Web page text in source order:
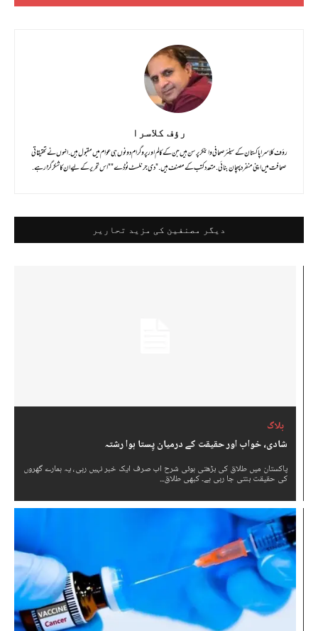
رؤف کلاسرا
رؤف کلاسرا پاکستان کے سینئر صحافی و اینکر پرسن ہیں جن کے کالم اور پروگرام دونوں ہی عوام میں مقبول ہیں . انہوں نے تحقیقاتی
صحافت میں اپنی منفرد پہچان بنائی . متعدد کتب کے مصنف ہیں . "دی جرنلسٹ ٹوڈے"" اس تحریر کے لیے ان کا شکر گزار ہے.
دیگر مصنفین کی مزید تحاریر
بلاگ
شادی، خواب اور حقیقت کے درمیان پِستا ہوا رشتہ
پاکستان میں طلاق کی بڑھتی ہوئی شرح اب صرف ایک خبر نہیں رہی، یہ ہمارے گھروں
کی حقیقت بنتی جا رہی ہے۔ کبھی طلاق...